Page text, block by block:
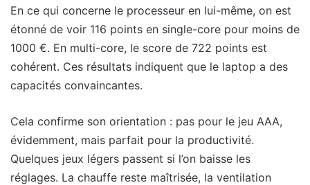
En ce qui concerne le processeur en lui-même, on est
étonné de voir 116 points en single-core pour moins de
1000 €. En multi-core, le score de 722 points est
cohérent. Ces résultats indiquent que le laptop a des
capacités convaincantes.
Cela confirme son orientation : pas pour le jeu AAA,
évidemment, mais parfait pour la productivité.
Quelques jeux légers passent si l’on baisse les
réglages. La chauffe reste maîtrisée, la ventilation